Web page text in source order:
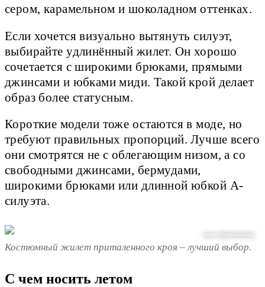
сером, карамельном и шоколадном оттенках.
Если хочется визуально вытянуть силуэт,
выбирайте удлинённый жилет. Он хорошо
сочетается с широкими брюками, прямыми
джинсами и юбками миди. Такой крой делает
образ более статусным.
Короткие модели тоже остаются в моде, но
требуют правильных пропорций. Лучше всего
они смотрятся не с облегающим низом, а со
свободными джинсами, бермудами,
широкими брюками или длинной юбкой А-
силуэта.
соцсети @pernilleteisbaek
Костюмный жилет приталенного кроя – лучший выбор.
С чем носить летом